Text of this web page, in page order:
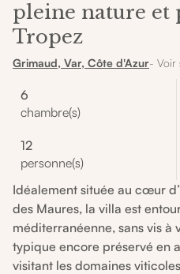
pleine nature et
Tropez
Grimaud, Var, Côte d'Azur- Voir
6
chambre(s)
12
personne(s)
Idéalement située au cœur
des Maures, la villa est
méditerranéenne, sans vis à
typique encore préservé en
visitant les domaines